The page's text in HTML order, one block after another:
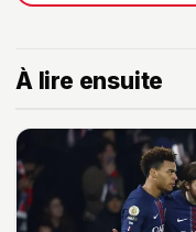
À lire ensuite